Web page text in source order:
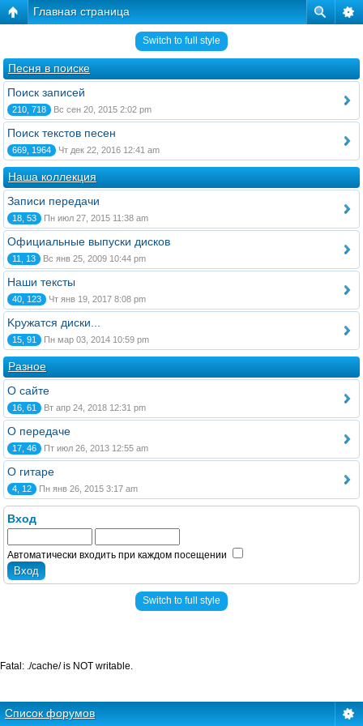
Главная страница
Switch to full style
Песня в поиске
Поиск записей
210, 718 Вс сен 20, 2015 2:02 pm
Поиск текстов песен
669, 1964 Чт дек 22, 2016 12:41 am
Наша коллекция
Записи передачи
18, 53 Пн июл 27, 2015 11:38 am
Официальные выпуски дисков
11, 13 Вс янв 25, 2009 10:44 pm
Наши тексты
40, 123 Чт янв 19, 2017 8:08 pm
Kружатся диски...
15, 91 Пн мар 03, 2014 10:59 pm
Разное
О сайте
16, 61 Вт апр 24, 2018 12:31 pm
О передаче
17, 46 Пт июл 26, 2013 12:55 am
О гитаре
4, 12 Пн янв 26, 2015 3:17 am
Вход
Автоматически входить при каждом посещении
Switch to full style
Список форумов
Fatal: ./cache/ is NOT writable.